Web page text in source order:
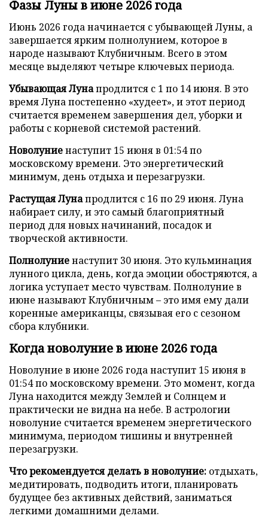
Фазы Луны в июне 2026 года
Июнь 2026 года начинается с убывающей Луны, а
завершается ярким полнолунием, которое в
народе называют Клубничным. Всего в этом
месяце выделяют четыре ключевых периода.
Убывающая Лунапродлится с 1 по 14 июня. В это
время Луна постепенно «худеет», и этот период
считается временем завершения дел, уборки и
работы с корневой системой растений.
Новолуниенаступит 15 июня в 01:54 по
московскому времени. Это энергетический
минимум, день отдыха и перезагрузки.
Растущая Лунапродлится с 16 по 29 июня. Луна
набирает силу, и это самый благоприятный
период для новых начинаний, посадок и
творческой активности.
Полнолуниенаступит 30 июня. Это кульминация
лунного цикла, день, когда эмоции обостряются, а
логика уступает место чувствам. Полнолуние в
июне называют Клубничным – это имя ему дали
коренные американцы, связывая его с сезоном
сбора клубники.
Когда новолуние в июне 2026 года
Новолуние в июне 2026 года наступит 15 июня в
01:54 по московскому времени. Это момент, когда
Луна находится между Землей и Солнцем и
практически не видна на небе. В астрологии
новолуние считается временем энергетического
минимума, периодом тишины и внутренней
перезагрузки.
Что рекомендуется делать в новолуние: отдыхать,
медитировать, подводить итоги, планировать
будущее без активных действий, заниматься
легкими домашними делами.